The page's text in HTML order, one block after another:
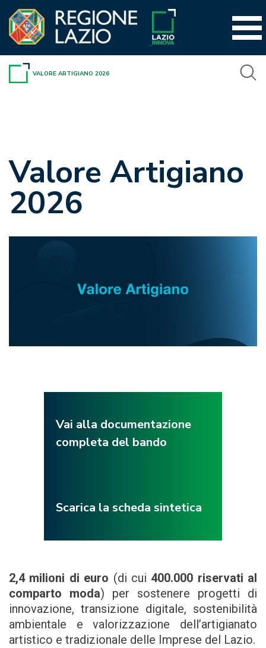
contenuto
VALORE ARTIGIANO 2026
Valore Artigiano
2026
Vai alla documentazione
completa del bando
Scarica la scheda sintetica
2,4 milioni di euro (di cui 400.000 riservati al
comparto moda) per sostenere progetti di
innovazione, transizione digitale, sostenibilità
ambientale e valorizzazione dell’artigianato
artistico e tradizionale delle Imprese del Lazio.